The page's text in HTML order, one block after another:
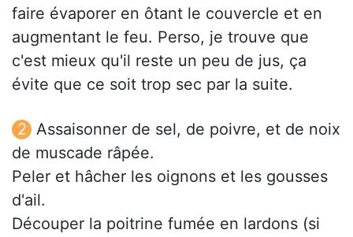
faire évaporer en ôtant le couvercle et en
augmentant le feu. Perso, je trouve que
c'est mieux qu'il reste un peu de jus, ça
évite que ce soit trop sec par la suite.
Assaisonner de sel, de poivre, et de noix
de muscade râpée.
Peler et hâcher les oignons et les gousses
d'ail.
Découper la poitrine fumée en lardons (si